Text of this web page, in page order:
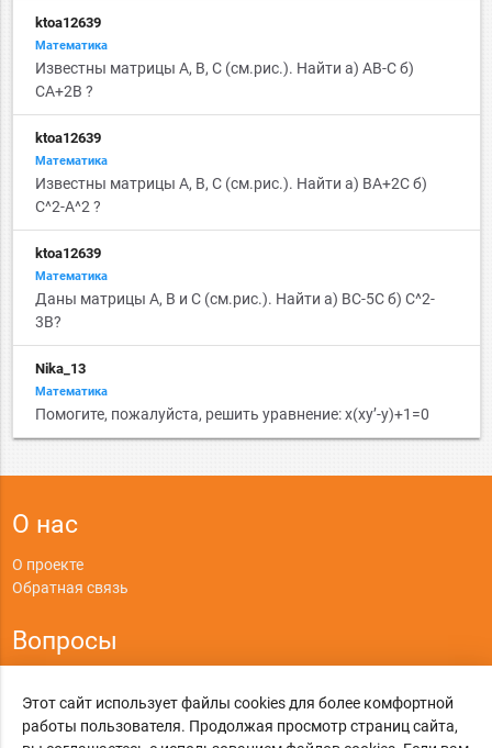
ktoa12639
Математика
Известны матрицы А, B, C (см.рис.). Найти а) AB-C б)
СА+2B ?
ktoa12639
Математика
Известны матрицы А, B, C (см.рис.). Найти а) BA+2C б)
С^2-A^2 ?
ktoa12639
Математика
Даны матрицы A, B и C (см.рис.). Найти а) BC-5C б) С^2-
3B?
Nika_13
Математика
Помогите, пожалуйста, решить уравнение: x(xy’-y)+1=0
О нас
О проекте
Обратная связь
Вопросы
Политика конфиденциальности
Этот сайт использует файлы cookies для более комфортной
работы пользователя. Продолжая просмотр страниц сайта,